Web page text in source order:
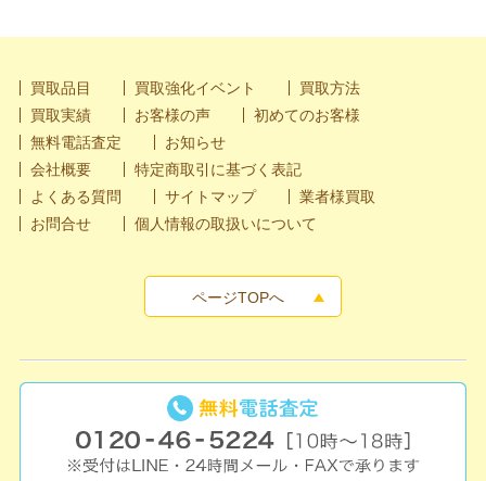
買取品目 買取強化イベント
買取方法
買取実績
お客様の声
初めてのお客様
無料電話査定
お知らせ
会社概要
特定商取引に基づく表記
よくある質問
サイトマップ
業者様買取
お問合せ
個人情報の取扱いについて
ページTOPへ